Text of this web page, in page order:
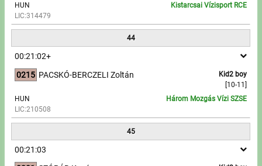
HUN
LIC:314479
Kistarcsai Vízisport RCE
44
00:21:02+
0215
Kid2 boy
[10-11]
PACSKÓ-BERCZELI Zoltán
HUN
LIC:210508
Három Mozgás Vízi SZSE
45
00:21:03